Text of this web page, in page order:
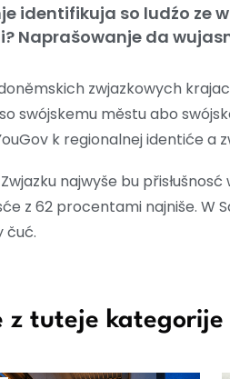
identifikuja so ludźo ze
Naprašowanje da
zwjazkowych
swójskemu městu abo
k regionalnej identiće a
Zwjazku najwyše bu
z 62 procentami najniše. W
čuć.
z tuteje kategorije